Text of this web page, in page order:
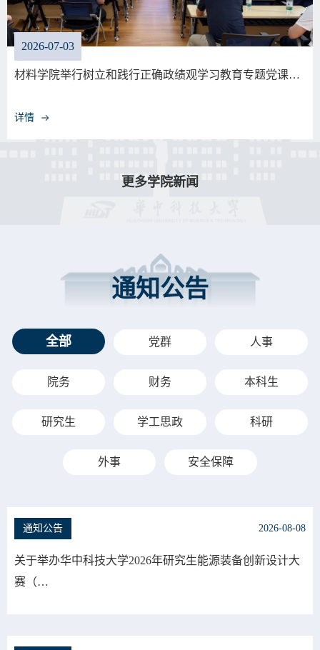
2026-07-03
材料学院举行树立和践行正确政绩观学习教育专题党课…
详情
更多学院新闻
通知公告
全部 党群 人事
院务 财务 本科生
研究生 学工思政 科研
外事 安全保障
通知公告 2026-08-08
关于举办华中科技大学2026年研究生能源装备创新设计大
赛（…